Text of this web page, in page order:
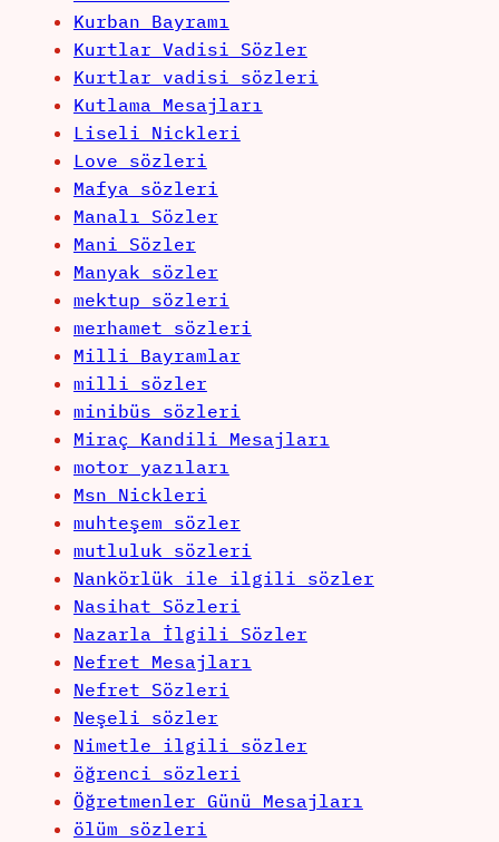
Kurban Bayramı
Kurtlar Vadisi Sözler
Kurtlar vadisi sözleri
Kutlama Mesajları
Liseli Nickleri
Love sözleri
Mafya sözleri
Manalı Sözler
Mani Sözler
Manyak sözler
mektup sözleri
merhamet sözleri
Milli Bayramlar
milli sözler
minibüs sözleri
Miraç Kandili Mesajları
motor yazıları
Msn Nickleri
muhteşem sözler
mutluluk sözleri
Nankörlük ile ilgili sözler
Nasihat Sözleri
Nazarla İlgili Sözler
Nefret Mesajları
Nefret Sözleri
Neşeli sözler
Nimetle ilgili sözler
öğrenci sözleri
Öğretmenler Günü Mesajları
ölüm sözleri